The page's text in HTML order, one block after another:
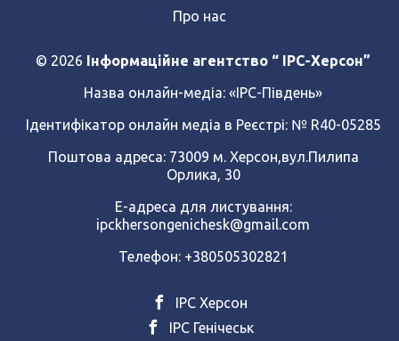
Про нас
© 2026
Інформаційне агентство “ IPC-Херсон”
Назва онлайн-медіа: «ІРС-Південь»
Ідентифікатор онлайн медіа в Реєстрі: № R40-05285
Поштова адреса: 73009 м. Херсон,вул.Пилипа
Орлика, 30
Е-адреса для листування:
ipckhersongenichesk@gmail.com
Телефон: +380505302821
ІРС Херсон
ІРС Генічеськ